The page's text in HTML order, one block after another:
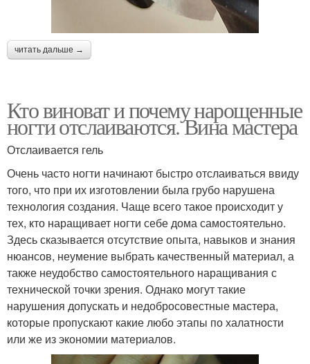
читать дальше →
Кто виноват и почему нарощенные
ногти отслаиваются. Вина мастера
Отслаивается гель
Очень часто ногти начинают быстро отслаиваться ввиду
того, что при их изготовлении была грубо нарушена
технология создания. Чаще всего такое происходит у
тех, кто наращивает ногти себе дома самостоятельно.
Здесь сказывается отсутствие опыта, навыков и знания
нюансов, неумение выбрать качественный материал, а
также неудобство самостоятельного наращивания с
технической точки зрения. Однако могут такие
нарушения допускать и недобросовестные мастера,
которые пропускают какие любо этапы по халатности
или же из экономии материалов.